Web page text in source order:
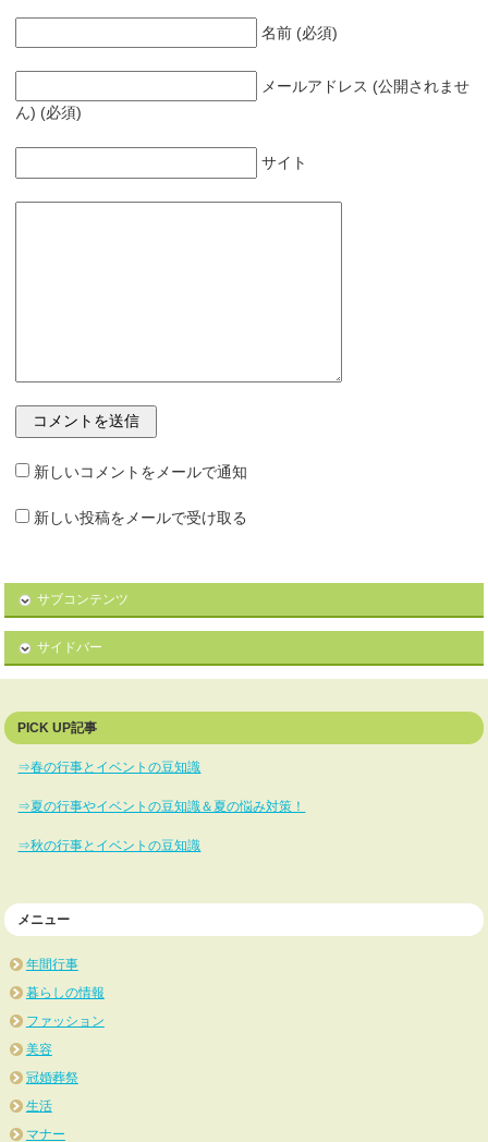
名前 (必須)
メールアドレス (公開されませ
ん) (必須)
サイト
新しいコメントをメールで通知
新しい投稿をメールで受け取る
サブコンテンツ
サイドバー
PICK UP記事
⇒春の行事とイベントの豆知識
⇒夏の行事やイベントの豆知識＆夏の悩み対策！
⇒秋の行事とイベントの豆知識
メニュー
年間行事
暮らしの情報
ファッション
美容
冠婚葬祭
生活
マナー